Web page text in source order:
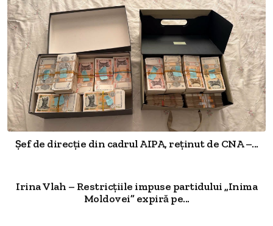
Șef de direcție din cadrul AIPA, reținut de CNA –...
Irina Vlah – Restricțiile impuse partidului „Inima
Moldovei” expiră pe...